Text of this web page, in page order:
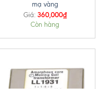
mạ vàng
Giá: 360,000₫
Còn hàng